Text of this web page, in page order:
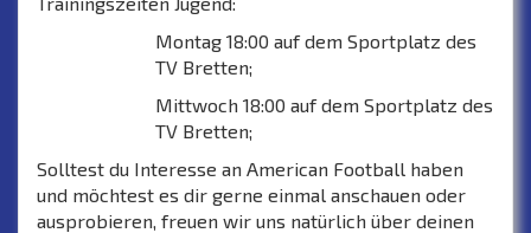
Montag 18:00 auf dem Sportplatz des
TV Bretten;
Mittwoch 18:00 auf dem Sportplatz des
TV Bretten;
Solltest du Interesse an American Football haben
und möchtest es dir gerne einmal anschauen oder
ausprobieren, freuen wir uns natürlich über deinen